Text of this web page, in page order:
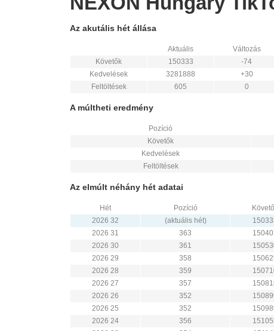
Az akutális hét állása
Aktuális Változás
Követők
150333 -74
Kedvelések
3281888 +30
Feltöltések
605 0
A múltheti eredmény
Pozíció
Követők
Kedvelések
Feltöltések
Az elmúlt néhány hét adatai
Hét Pozíció
2026 32
(aktuális hét)
2026 31
363
2026 30
361
2026 29
358
2026 28
359
2026 27
357
2026 26
352
2026 25
352
2026 24
356